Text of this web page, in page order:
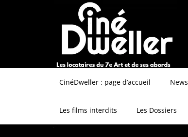
CinéDweller : page d’accueil News
Les films interdits Les Dossiers